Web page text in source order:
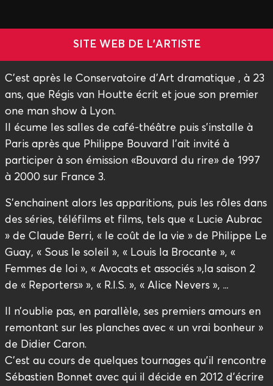
SITE WEB DE L'ARTISTE
C’est après le Conservatoire d’Art dramatique , à 23
ans, que Régis van Houtte écrit et joue son premier
one man show à Lyon.
Il écume les salles de café-théâtre puis s’installe à
Paris après que Philippe Bouvard l’ait invité à
participer à son émission «Bouvard du rire» de 1997
à 2000 sur France 3.
S’enchainent alors les apparitions, puis les rôles dans
des séries, téléfilms et films, tels que « Lucie Aubrac
» de Claude Berri, « le coût de la vie » de Philippe Le
Guay, « Sous le soleil », « Louis la Brocante », «
Femmes de loi », « Avocats et associés »,la saison 2
de « Reporters» », « R.I.S. », « Alice Nevers », ...
Il n’oublie pas, en parallèle, ses premiers amours en
remontant sur les planches avec « un vrai bonheur »
de Didier Caron.
C’est au cours de quelques tournages qu’il rencontre
Sébastien Bonnet avec qui il décide en 2012 d’écrire